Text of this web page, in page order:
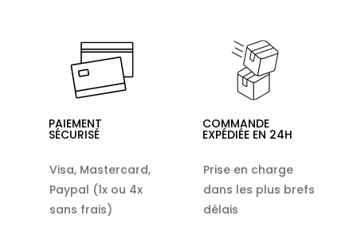
PAIEMENT
SÉCURISÉ
Visa, Mastercard,
Paypal (1x ou 4x
sans frais)
COMMANDE
EXPÉDIÉE EN 24H
Prise en charge
dans les plus brefs
délais